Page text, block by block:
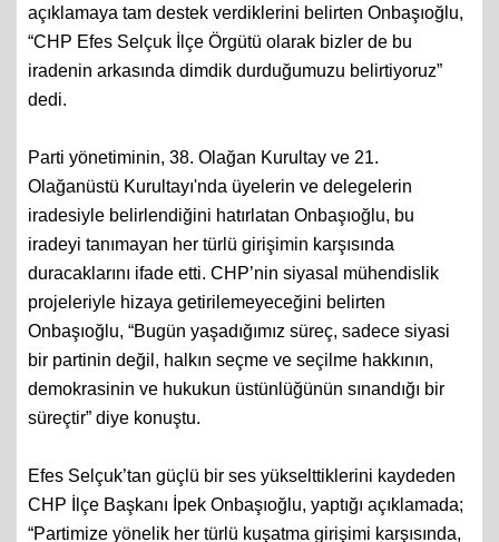
İl başkanlarının Ankara’da gerçekleştirdiği ortak
açıklamaya tam destek verdiklerini belirten Onbaşıoğlu,
“CHP Efes Selçuk İlçe Örgütü olarak bizler de bu
iradenin arkasında dimdik durduğumuzu belirtiyoruz”
Parti yönetiminin, 38. Olağan Kurultay ve 21.
Olağanüstü Kurultayı'nda üyelerin ve delegelerin
iradesiyle belirlendiğini hatırlatan Onbaşıoğlu, bu
iradeyi tanımayan her türlü girişimin karşısında
duracaklarını ifade etti. CHP’nin siyasal mühendislik
projeleriyle hizaya getirilemeyeceğini belirten
Onbaşıoğlu, “Bugün yaşadığımız süreç, sadece siyasi
bir partinin değil, halkın seçme ve seçilme hakkının,
demokrasinin ve hukukun üstünlüğünün sınandığı bir
Efes Selçuk’tan güçlü bir ses yükselttiklerini kaydeden
CHP İlçe Başkanı İpek Onbaşıoğlu, yaptığı açıklamada;